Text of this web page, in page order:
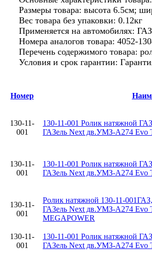
Размеры товара: высота 6.5см;
Вес товара без упаковки: 0.12кг
Применяется на автомобилях:
Номера аналогов товара: 4052-
Перечень содержимого товара:
Условия и срок гарантии:
Номер
130-11-
001
130-11-001 Ролик натяжной
ГАЗель Next дв.УМЗ-А274 Evo
130-11-
001
130-11-001 Ролик натяжной
ГАЗель Next дв.УМЗ-А274 Evo
130-11-
001
Ролик натяжной 130-11-
ГАЗель Next дв.УМЗ-А274 Evo
MEGAPOWER
130-11-
001
130-11-001 Ролик натяжной
ГАЗель Next дв.УМЗ-А274 Evo